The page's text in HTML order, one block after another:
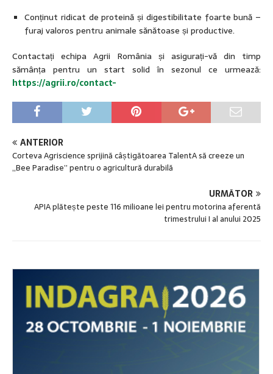
Conținut ridicat de proteină și digestibilitate foarte bună –
furaj valoros pentru animale sănătoase și productive.
Contactați echipa Agrii România și asigurați-vă din timp
sămânța pentru un start solid în sezonul ce urmează:
https://agrii.ro/contact-
ANTERIOR
Corteva Agriscience sprijină câștigătoarea TalentA să creeze un
„Bee Paradise” pentru o agricultură durabilă
URMĂTOR
APIA plătește peste 116 milioane lei pentru motorina aferentă
trimestrului I al anului 2025